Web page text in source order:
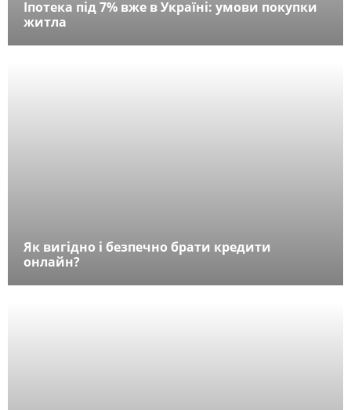
Іпотека під 7% вже в Україні: умови покупки
житла
Як вигідно і безпечно брати кредити
онлайн?